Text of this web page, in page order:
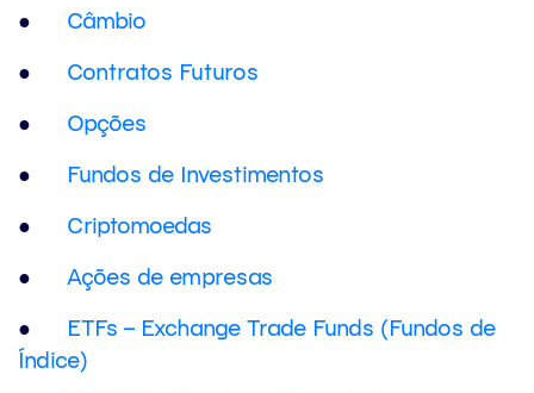
● Câmbio
● Contratos Futuros
● Opções
● Fundos de Investimentos
● Criptomoedas
● Ações de empresas
● ETFs – Exchange Trade Funds (Fundos de
Índice)